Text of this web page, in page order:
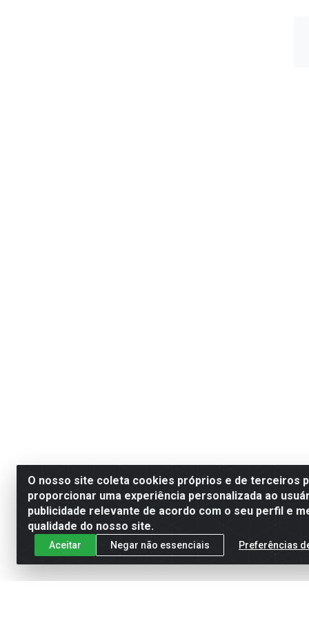
O nosso site coleta cookies próprios e de terceiros
proporcionar uma experiência personalizada ao
publicidade relevante de acordo com o seu perfil e
qualidade do nosso site.
Aceitar Negar não essenciais Preferências